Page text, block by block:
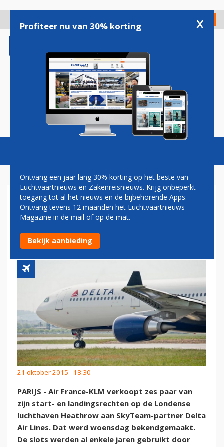
gaan
Check in
Magazine Podcasts Vacatures
AIR FRANCE-KLM VERKOOPT
SLOTS HEATHROW AAN
DELTA
21 oktober 2015 - 18:30
PARIJS - Air France-KLM verkoopt zes paar van
zijn start- en landingsrechten op de Londense
luchthaven Heathrow aan SkyTeam-partner Delta
Air Lines. Dat werd woensdag bekendgemaakt.
De slots werden al enkele jaren gebruikt door
Profiteer nu van 30% korting x
Ontvang een jaar lang 30% korting op het beste van
Luchtvaartnieuws en Zakenreisnieuws. Krijg onbeperkt
toegang tot al het nieuws en de bijbehorende Apps.
Ontvang tevens 12 maanden het Luchtvaartnieuws
Magazine in de mail of op de mat.
Bekijk aanbieding